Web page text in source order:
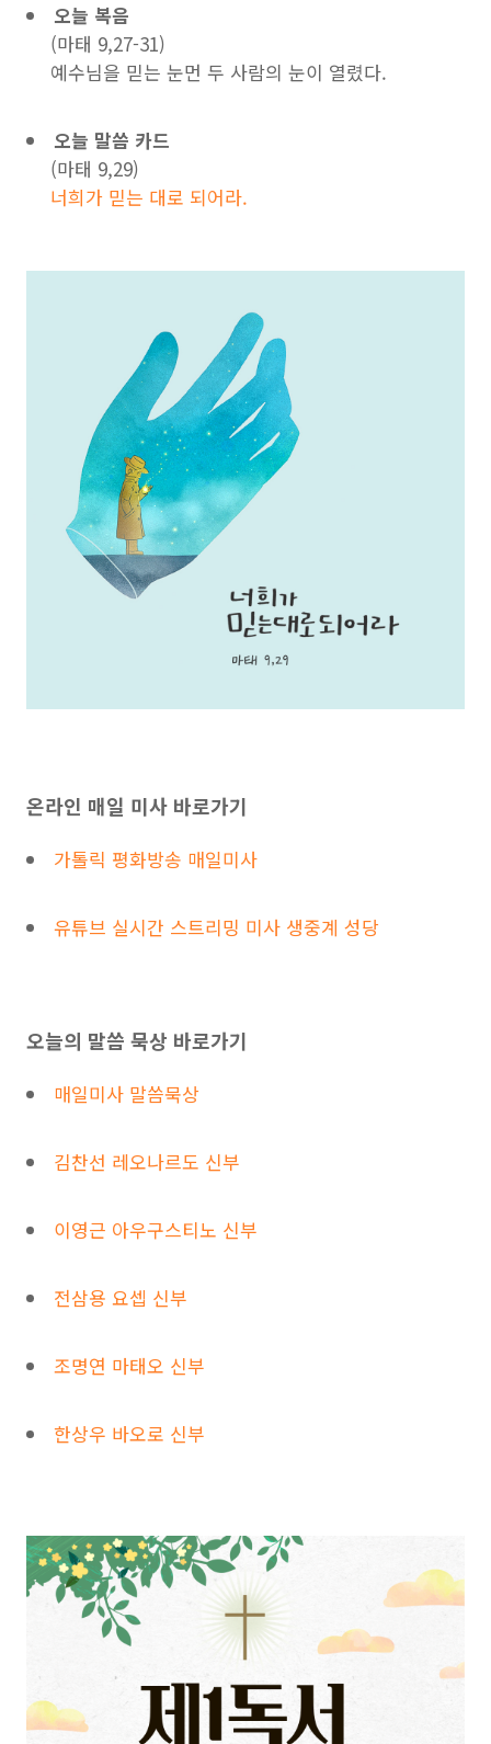
오늘 복음
(마태 9,27-31)
예수님을 믿는 눈먼 두 사람의 눈이 열렸다.
오늘 말씀 카드
(마태 9,29)
너희가 믿는 대로 되어라.
온라인 매일 미사 바로가기
가톨릭 평화방송 매일미사
유튜브 실시간 스트리밍 미사 생중계 성당
오늘의 말씀 묵상 바로가기
매일미사 말씀묵상
김찬선 레오나르도 신부
이영근 아우구스티노 신부
전삼용 요셉 신부
조명연 마태오 신부
한상우 바오로 신부